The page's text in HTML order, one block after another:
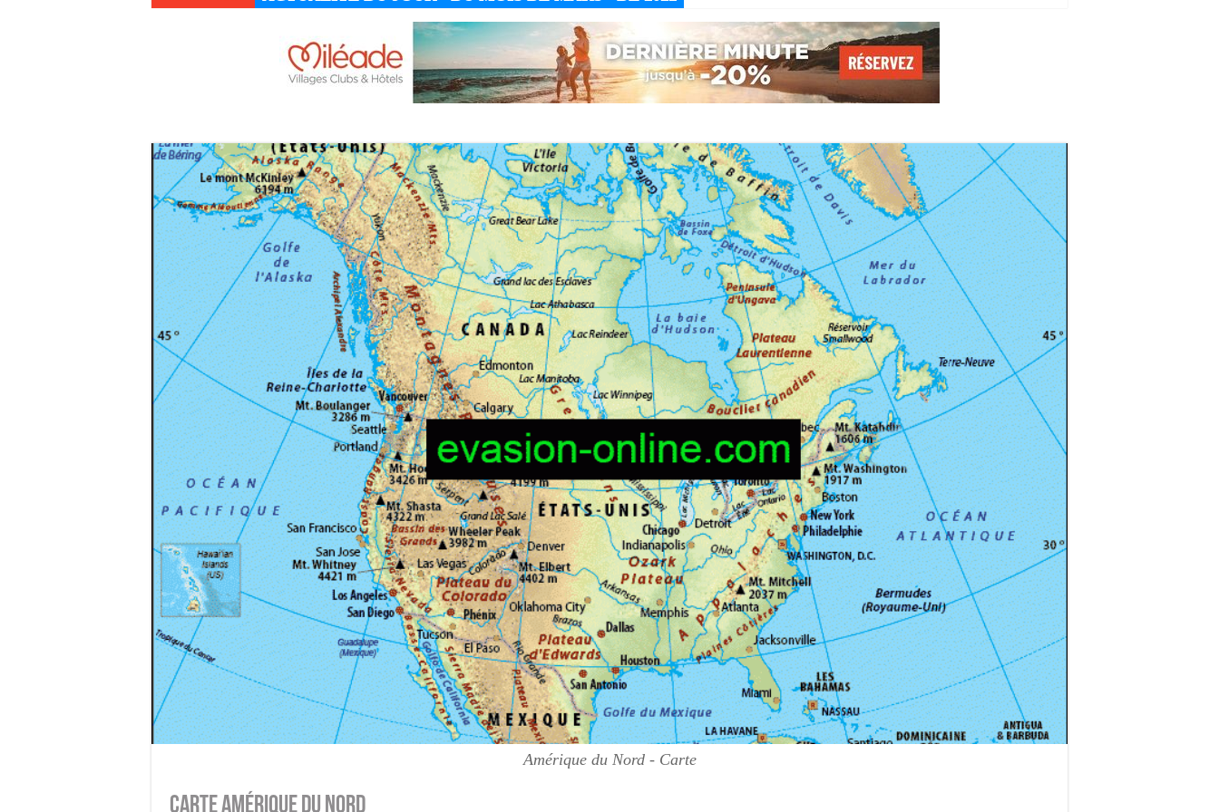
Amérique du Nord - Carte
Carte Amérique du Nord